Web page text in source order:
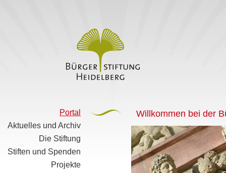
Portal
Aktuelles und Archiv
Die Stiftung
Stiften und Spenden
Projekte
Willkommen bei der